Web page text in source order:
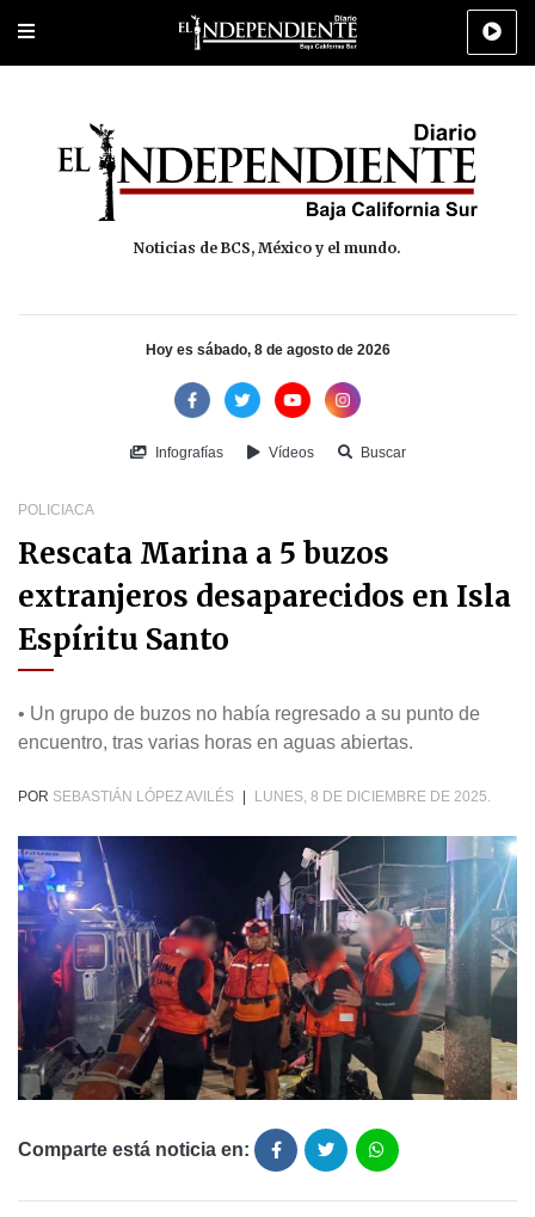
Portada Los Cabos Policiaca Deportes Cultura
Noticias de BCS, México y el mundo.
Hoy es sábado, 8 de agosto de 2026
Infografías Vídeos Buscar
POLICIACA
Rescata Marina a 5 buzos
extranjeros desaparecidos en Isla
Espíritu Santo
• Un grupo de buzos no había regresado a su punto de
encuentro, tras varias horas en aguas abiertas.
POR SEBASTIÁN LÓPEZ AVILÉS LUNES, 8 DE DICIEMBRE DE 2025.
Comparte está noticia en: